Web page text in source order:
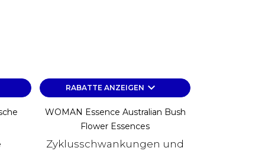
RABATTE ANZEIGEN keyboard_arrow_down
WOMAN Essence Australian Bush
Flower Essences
Zyklusschwankungen und